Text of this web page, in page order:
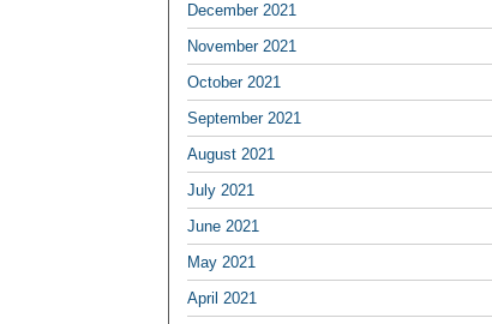
December 2021
November 2021
October 2021
September 2021
August 2021
July 2021
June 2021
May 2021
April 2021